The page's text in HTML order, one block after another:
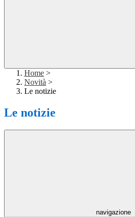
Home >
Novità >
Le notizie
Le notizie
navigazione